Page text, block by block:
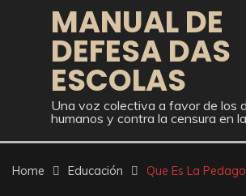
MANUAL DE
DEFESA DAS
ESCOLAS
Una voz colectiva a favor de los
humanos y contra la censura en
Home Educación Que Es La Pedago